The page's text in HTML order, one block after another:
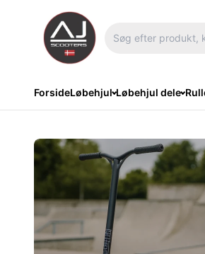
ForsideLøbehjul Løbehjul dele